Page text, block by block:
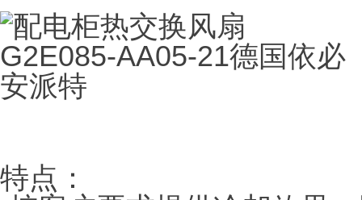
特点：